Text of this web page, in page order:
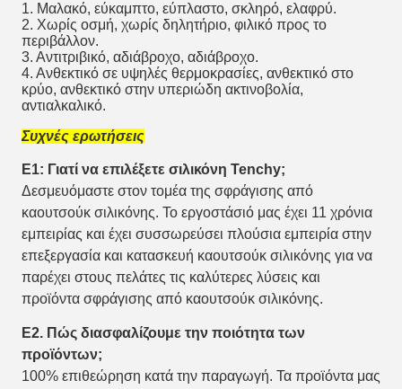
1. Μαλακό, εύκαμπτο, εύπλαστο, σκληρό, ελαφρύ.
2. Χωρίς οσμή, χωρίς δηλητήριο, φιλικό προς το
περιβάλλον.
3. Αντιτριβικό, αδιάβροχο, αδιάβροχο.
4. Ανθεκτικό σε υψηλές θερμοκρασίες, ανθεκτικό στο
κρύο, ανθεκτικό στην υπεριώδη ακτινοβολία,
αντιαλκαλικό.
Συχνές ερωτήσεις
Ε1: Γιατί να επιλέξετε σιλικόνη Tenchy;
Δεσμευόμαστε στον τομέα της σφράγισης από
καουτσούκ σιλικόνης. Το εργοστάσιό μας έχει 11 χρόνια
εμπειρίας και έχει συσσωρεύσει πλούσια εμπειρία στην
επεξεργασία και κατασκευή καουτσούκ σιλικόνης για να
παρέχει στους πελάτες τις καλύτερες λύσεις και
προϊόντα σφράγισης από καουτσούκ σιλικόνης.
Ε2. Πώς διασφαλίζουμε την ποιότητα των
προϊόντων;
100% επιθεώρηση κατά την παραγωγή. Τα προϊόντα μας